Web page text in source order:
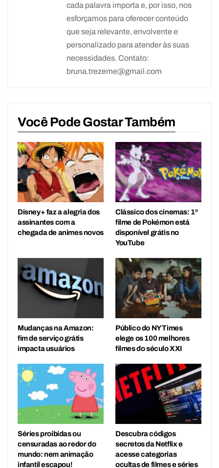
cada palavra importa e, por isso, nos
esforçamos para oferecer conteúdo
que seja relevante, envolvente e
personalizado para atender às suas
necessidades. Contato:
bruna.trezeme@gmail.com
Você Pode Gostar Também
Disney+ faz a alegria dos
assinantes com a
chegada de animes novos
Clássico dos cinemas: 1º
filme de Pokémon está
disponível grátis no
YouTube
Mudanças na Amazon:
fim de serviço grátis
impacta usuários
Público do NY Times
elege os 100 melhores
filmes do século XXI
Séries proibidas ou
censuradas ao redor do
mundo: nem animação
infantil escapou!
Descubra códigos
secretos da Netflix e
acesse categorias
ocultas de filmes e séries